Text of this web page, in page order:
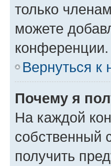
только
можете
конференции.
Вернуться к
Почему я
На каждой
собственный
получить